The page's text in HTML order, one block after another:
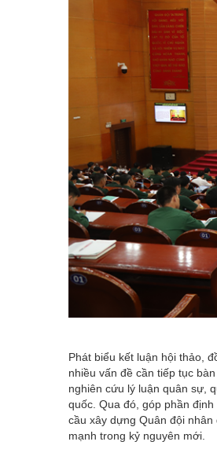
Phát biểu kết luận hội thảo,
nhiều vấn đề cần tiếp tục
nghiên cứu lý luận quân sự,
quốc. Qua đó, góp phần
cầu xây dựng Quân đội
mạnh trong kỷ nguyên mới.